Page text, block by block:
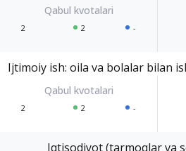
2 2 -
Ijtimoiy ish: oila va bolalar bilan
2 2 -
Iqtisodiyot (tarmoqlar va